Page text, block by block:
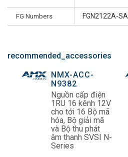
FG Numbers FGN2122A-SA
recommended_accessories
NMX-ACC-
N9382
Nguồn cấp điện
1RU 16 kênh 12V
cho tới 16 Bộ mã
hóa, Bộ giải mã
và Bộ thu phát
âm thanh SVSI N-
Series